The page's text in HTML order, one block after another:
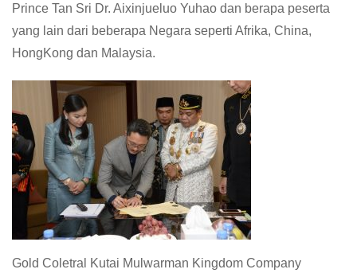
Prince Tan Sri Dr. Aixinjueluo Yuhao dan berapa peserta
yang lain dari beberapa Negara seperti Afrika, China,
HongKong dan Malaysia.
Gold Coletral Kutai Mulwarman Kingdom Company